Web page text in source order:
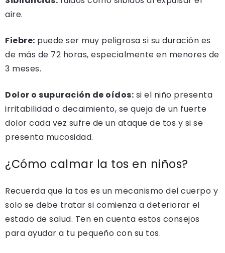
aire.
Fiebre: puede ser muy peligrosa si su duración es
de más de 72 horas, especialmente en menores de
3 meses.
Dolor o supuración de oídos: si el niño presenta
irritabilidad o decaimiento, se queja de un fuerte
dolor cada vez sufre de un ataque de tos y si se
presenta mucosidad.
¿Cómo calmar la tos en niños?
Recuerda que la tos es un mecanismo del cuerpo y
solo se debe tratar si comienza a deteriorar el
estado de salud. Ten en cuenta estos consejos
para ayudar a tu pequeño con su tos.